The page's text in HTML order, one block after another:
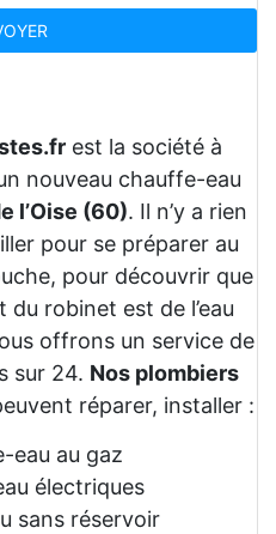
est la société à
nouveau chauffe-eau
l’Oise (60). Il n’y a rien
pour se préparer au
pour découvrir que
robinet est de l’eau
offrons un service de
sur 24. Nos plombiers
réparer, installer :
eau au gaz
électriques
sans réservoir